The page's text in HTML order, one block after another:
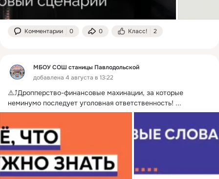
Комментарии 0 0 Класс! 2
МБОУ СОШ станицы Павлодольской
добавлена 4 августа в 13:22
⚠️⤴️Дропперство-финансовые махинации, за которые
неминумо последует уголовная ответственность! ...